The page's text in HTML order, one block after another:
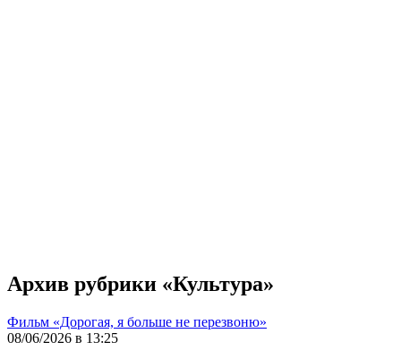
Архив рубрики «Культура»
Фильм «Дорогая, я больше не перезвоню»
08/06/2026 в 13:25